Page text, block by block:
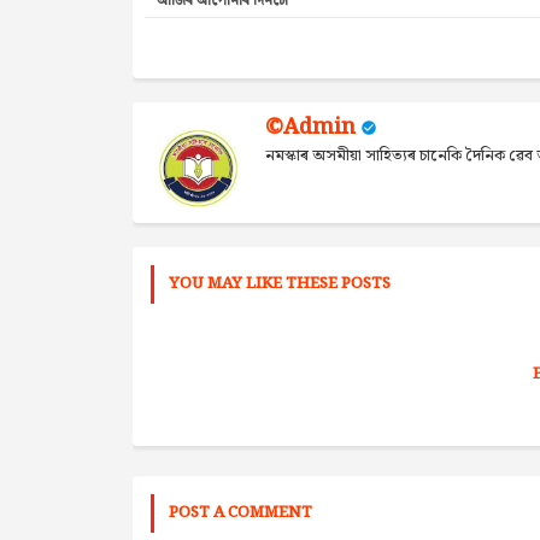
©Admin
নমস্কাৰ অসমীয়া সাহিত্যৰ চানেকি দৈনিক
YOU MAY LIKE THESE POSTS
POST A COMMENT